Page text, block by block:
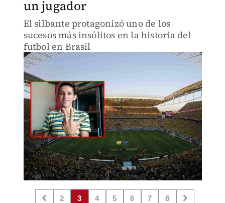
un jugador
El silbante protagonizó uno de los
sucesos más insólitos en la historia del
futbol en Brasil
2 3 4 5 6 7 8